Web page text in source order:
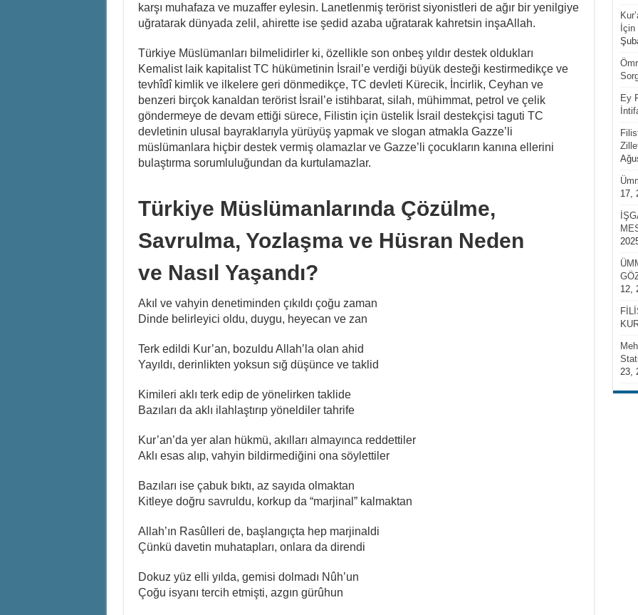
karşı muhafaza ve muzaffer eylesin. Lanetlenmiş terörist siyonistleri de ağır bir yenilgiye
uğratarak dünyada zelil, ahirette ise şedid azaba uğratarak kahretsin inşaAllah.
Türkiye Müslümanları bilmelidirler ki, özellikle son onbeş yıldır destek oldukları
Kemalist laik kapitalist TC hükümetinin İsrail’e verdiği büyük desteği kestirmedikçe ve
tevhîdî kimlik ve ilkelere geri dönmedikçe, TC devleti Kürecik, İncirlik, Ceyhan ve
benzeri birçok kanaldan terörist İsrail’e istihbarat, silah, mühimmat, petrol ve çelik
göndermeye de devam ettiği sürece, Filistin için üstelik İsrail destekçisi taguti TC
devletinin ulusal bayraklarıyla yürüyüş yapmak ve slogan atmakla Gazze’li
müslümanlara hiçbir destek vermiş olamazlar ve Gazze’li çocukların kanına ellerini
bulaştırma sorumluluğundan da kurtulamazlar.
Türkiye Müslümanlarında Çözülme,
Savrulma, Yozlaşma ve Hüsran Neden
ve Nasıl Yaşandı?
Akıl ve vahyin denetiminden çıkıldı çoğu zaman
Dinde belirleyici oldu, duygu, heyecan ve zan
Terk edildi Kur’an, bozuldu Allah’la olan ahid
Yayıldı, derinlikten yoksun sığ düşünce ve taklid
Kimileri aklı terk edip de yönelirken taklide
Bazıları da aklı ilahlaştırıp yöneldiler tahrife
Kur’an’da yer alan hükmü, akılları almayınca reddettiler
Aklı esas alıp, vahyin bildirmediğini ona söylettiler
Bazıları ise çabuk bıktı, az sayıda olmaktan
Kitleye doğru savruldu, korkup da “marjinal” kalmaktan
Allah’ın Rasûlleri de, başlangıçta hep marjinaldi
Çünkü davetin muhatapları, onlara da direndi
Dokuz yüz elli yılda, gemisi dolmadı Nûh’un
Çoğu isyanı tercih etmişti, azgın gürûhun
Ey
17,
12,
23,